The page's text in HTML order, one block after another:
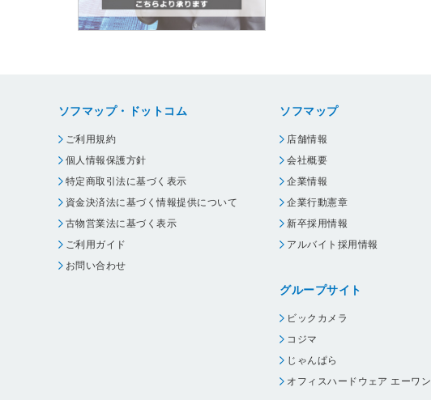
ソフマップ・ドットコム
ご利用規約
個人情報保護方針
特定商取引法に基づく表示
資金決済法に基づく情報提供について
古物営業法に基づく表示
ご利用ガイド
お問い合わせ
ソフマップ
店舗情報
会社概要
企業情報
企業行動憲章
新卒採用情報
アルバイト採用情報
グループサイト
ビックカメラ
コジマ
じゃんぱら
オフィスハードウェア エーワン